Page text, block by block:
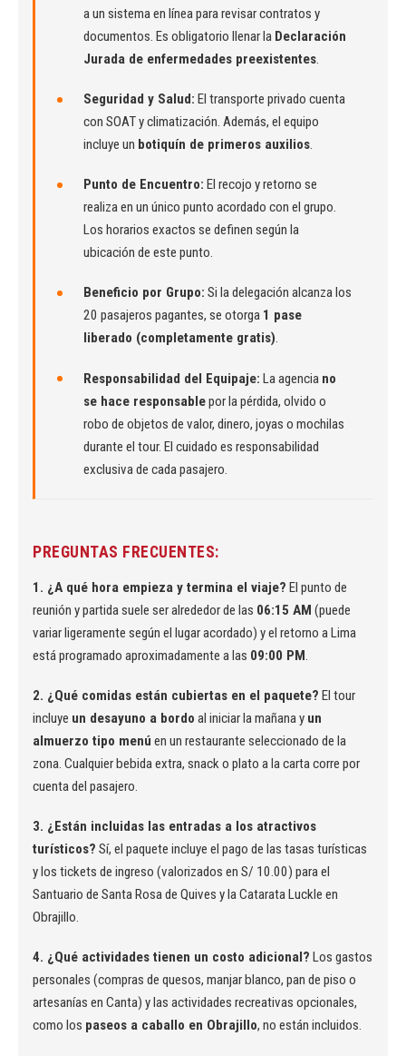
a un sistema en línea para revisar contratos y
documentos. Es obligatorio llenar la Declaración
Jurada de enfermedades preexistentes.
Seguridad y Salud: El transporte privado cuenta
con SOAT y climatización. Además, el equipo
incluye un botiquín de primeros auxilios.
Punto de Encuentro: El recojo y retorno se
realiza en un único punto acordado con el grupo.
Los horarios exactos se definen según la
ubicación de este punto.
Beneficio por Grupo: Si la delegación alcanza los
20 pasajeros pagantes, se otorga 1 pase
liberado (completamente gratis).
Responsabilidad del Equipaje: La agencia no
se hace responsablepor la pérdida, olvido o
robo de objetos de valor, dinero, joyas o mochilas
durante el tour. El cuidado es responsabilidad
exclusiva de cada pasajero.
PREGUNTAS FRECUENTES:
1. ¿A qué hora empieza y termina el viaje? El punto de
reunión y partida suele ser alrededor de las 06:15 AM (puede
variar ligeramente según el lugar acordado) y el retorno a Lima
está programado aproximadamente a las 09:00 PM.
2. ¿Qué comidas están cubiertas en el paquete? El tour
incluye un desayuno a bordo al iniciar la mañana y un
almuerzo tipo menú en un restaurante seleccionado de la
zona. Cualquier bebida extra, snack o plato a la carta corre por
cuenta del pasajero.
3. ¿Están incluidas las entradas a los atractivos
turísticos? Sí, el paquete incluye el pago de las tasas turísticas
y los tickets de ingreso (valorizados en S/ 10.00) para el
Santuario de Santa Rosa de Quives y la Catarata Luckle en
Obrajillo.
4. ¿Qué actividades tienen un costo adicional? Los gastos
personales (compras de quesos, manjar blanco, pan de piso o
artesanías en Canta) y las actividades recreativas opcionales,
como los paseos a caballo en Obrajillo, no están incluidos.